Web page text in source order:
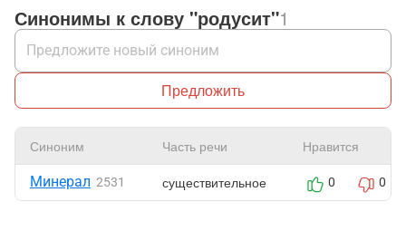
Синонимы к слову "родусит"1
Предложить
Синоним Часть речи Нравится
Минерал 2531 существительное 0 0